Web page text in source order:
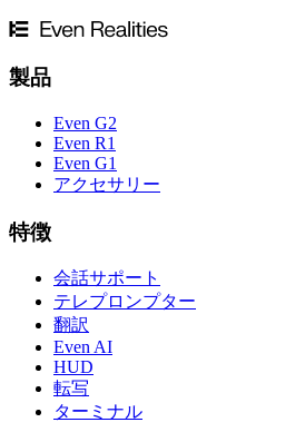
製品
Even G2
Even R1
Even G1
アクセサリー
特徴
会話サポート
テレプロンプター
翻訳
Even AI
HUD
転写
ターミナル